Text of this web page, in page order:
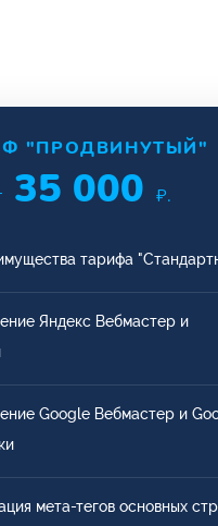
"ПРОДВИНУТЫЙ"
35 000 ₽.
тарифа
Яндекс Вебмастер и
Google Вебмастер и
мета-тегов основных